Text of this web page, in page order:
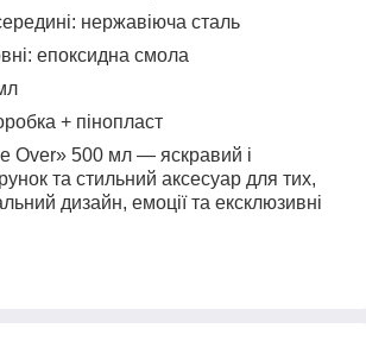
нержавіюча сталь
епоксидна смола
+ пінопласт
Over» 500 мл — яскравий і
та стильний аксесуар для тих,
дизайн, емоції та ексклюзивні